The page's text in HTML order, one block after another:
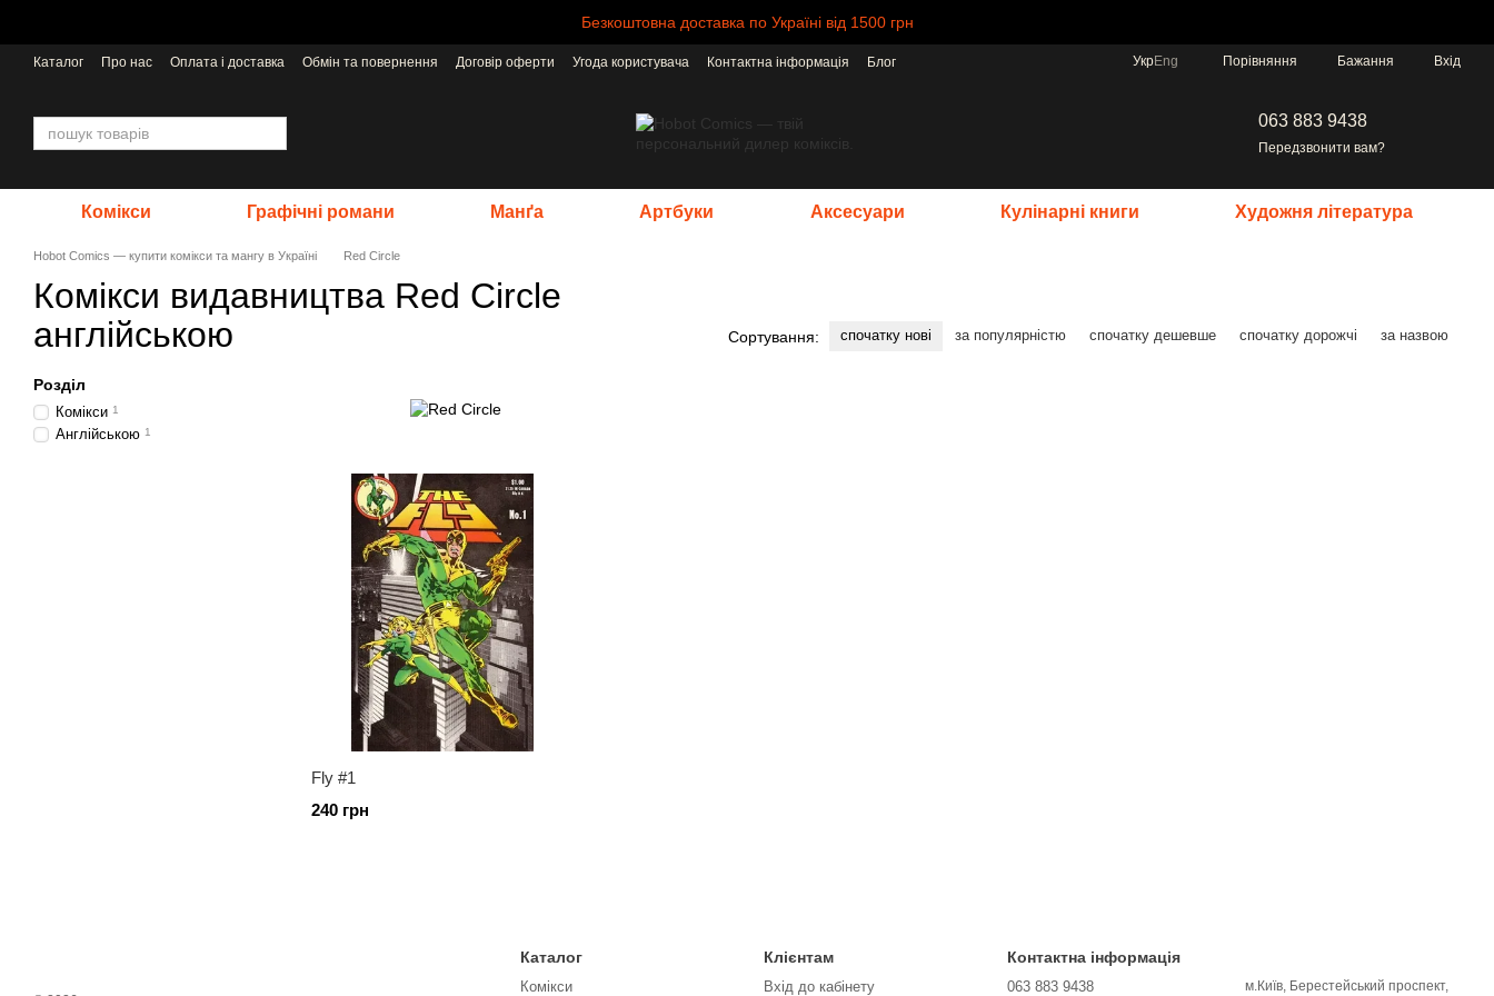
Безкоштовна доставка по Україні від 1500 грн
Каталог Про нас Оплата і доставка Обмін та повернення Договір оферти Угода користувача Контактна інформація
Блог
УкрEng Порівняння Бажання Вхід
063 883 9438
Передзвонити вам?
Комікси Графічні романи Манґа Артбуки Аксесуари Кулінарні книги Художня література
Hobot Comics — купити комікси та мангу в Україні Red Circle
Комікси видавництва Red Circle
англійською
Сортування: спочатку нові за популярністю спочатку дешевше спочатку дорожчі за назвою
Fly #1
240 грн
Розділ
Комікси 1
Англійською 1
Каталог
Комікси
Клієнтам
Вхід до кабінету
Контактна інформація
063 883 9438
м.Київ, Берестейський проспект,